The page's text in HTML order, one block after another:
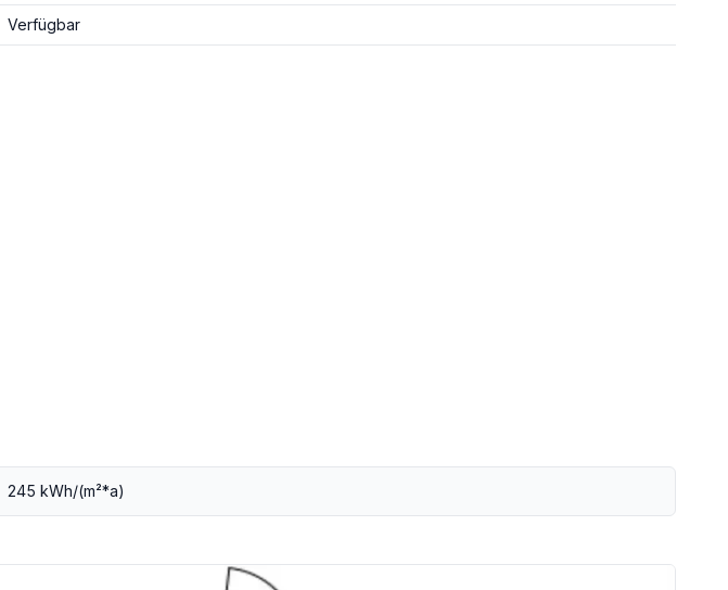
Verfügbar
245 kWh/(m²*a)